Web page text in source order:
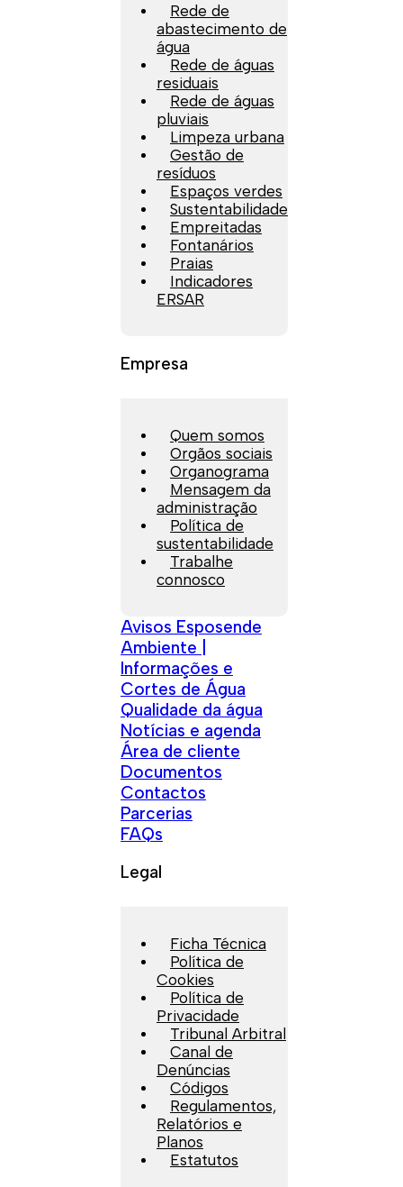
Rede de
abastecimento de
água
Rede de águas
residuais
Rede de águas
pluviais
Limpeza urbana
Gestão de
resíduos
Espaços verdes
Sustentabilidade
Empreitadas
Fontanários
Praias
Indicadores
ERSAR
Empresa
Quem somos
Orgãos sociais
Organograma
Mensagem da
administração
Política de
sustentabilidade
Trabalhe
connosco
Avisos Esposende
Ambiente |
Informações e
Cortes de Água
Qualidade da água
Notícias e agenda
Área de cliente
Documentos
Contactos
Parcerias
FAQs
Legal
Ficha Técnica
Política de
Cookies
Política de
Privacidade
Tribunal Arbitral
Canal de
Denúncias
Códigos
Regulamentos,
Relatórios e
Planos
Estatutos